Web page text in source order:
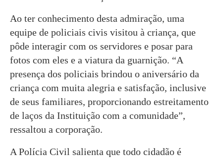
Ao ter conhecimento desta admiração, uma
equipe de policiais civis visitou à criança, que
pôde interagir com os servidores e posar para
fotos com eles e a viatura da guarnição. “A
presença dos policiais brindou o aniversário da
criança com muita alegria e satisfação, inclusive
de seus familiares, proporcionando estreitamento
de laços da Instituição com a comunidade”,
ressaltou a corporação.
A Polícia Civil salienta que todo cidadão é